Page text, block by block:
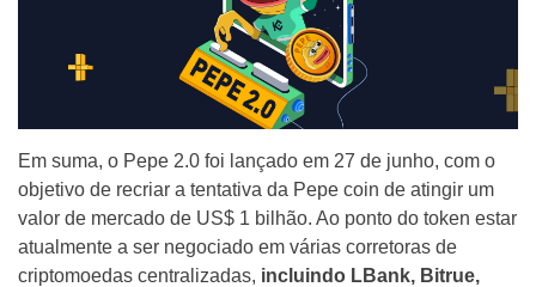
Em suma, o Pepe 2.0 foi lançado em 27 de junho, com o
objetivo de recriar a tentativa da Pepe coin de atingir um
valor de mercado de US$ 1 bilhão. Ao ponto do token estar
atualmente a ser negociado em várias corretoras de
criptomoedas centralizadas, incluindo LBank, Bitrue,